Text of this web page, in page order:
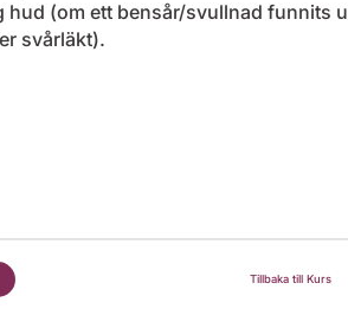
hud (om ett bensår/svullnad funnits
svårläkt).
Tillbaka till Kurs